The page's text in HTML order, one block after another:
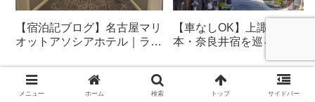
【宿泊記ブログ】名古屋マリ
オットアソシアホテル｜ラウ
【車なしOK】上諏訪・松
本・奈良井宿を巡る2泊3日
メニュー ホーム 検索 トップ サイドバー